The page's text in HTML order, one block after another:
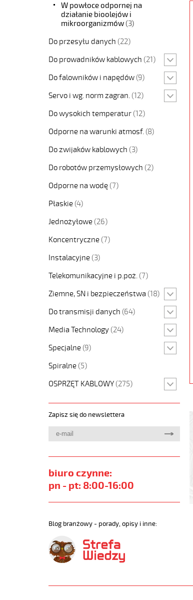
W powłoce odpornej na
działanie bioolejów i
mikroorganizmów(3)
Do przesyłu danych (22)
Do prowadników kablowych (21)
Do falowników i napędów (9)
Servo i wg. norm zagran. (12)
Do wysokich temperatur (12)
Odporne na warunki atmosf. (8)
Do zwijaków kablowych (3)
Do robotów przemysłowych (2)
Odporne na wodę (7)
Płaskie (4)
Jednożyłowe (26)
Koncentryczne (7)
Instalacyjne (3)
Telekomunikacyjne i p.poż. (7)
Ziemne, SN i bezpieczeństwa (18)
Do transmisji danych (64)
Media Technology (24)
Specjalne (9)
Spiralne (5)
OSPRZĘT KABLOWY (275)
Zapisz się do newslettera
biuro czynne:
pn - pt: 8:00-16:00
Blog branżowy - porady, opisy i inne: